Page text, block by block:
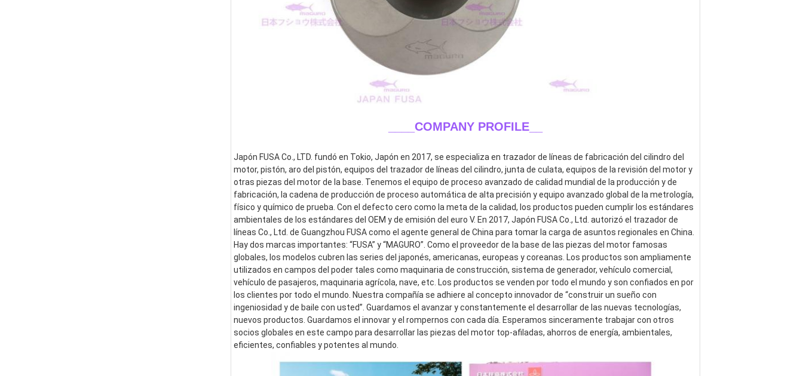
____COMPANY PROFILE__
Japón FUSA Co., LTD. fundó en Tokio, Japón en 2017, se especializa en trazador de líneas de fabricación del cilindro del
motor, pistón, aro del pistón, equipos del trazador de líneas del cilindro, junta de culata, equipos de la revisión del motor y
otras piezas del motor de la base. Tenemos el equipo de proceso avanzado de calidad mundial de la producción y de
fabricación, la cadena de producción de proceso automática de alta precisión y equipo avanzado global de la metrología,
físico y químico de prueba. Con el defecto cero como la meta de la calidad, los productos pueden cumplir los estándares
ambientales de los estándares del OEM y de emisión del euro V. En 2017, Japón FUSA Co., Ltd. autorizó el trazador de
líneas Co., Ltd. de Guangzhou FUSA como el agente general de China para tomar la carga de asuntos regionales en China.
Hay dos marcas importantes: “FUSA” y “MAGURO”. Como el proveedor de la base de las piezas del motor famosas
globales, los modelos cubren las series del japonés, americanas, europeas y coreanas. Los productos son ampliamente
utilizados en campos del poder tales como maquinaria de construcción, sistema de generador, vehículo comercial,
vehículo de pasajeros, maquinaria agrícola, nave, etc. Los productos se venden por todo el mundo y son confiados en por
los clientes por todo el mundo. Nuestra compañía se adhiere al concepto innovador de “construir un sueño con
ingeniosidad y de baile con usted”. Guardamos el avanzar y constantemente el desarrollar de las nuevas tecnologías,
nuevos productos. Guardamos el innovar y el rompernos con cada día. Esperamos sinceramente trabajar con otros
socios globales en este campo para desarrollar las piezas del motor top-afiladas, ahorros de energía, ambientales,
eficientes, confiables y potentes al mundo.